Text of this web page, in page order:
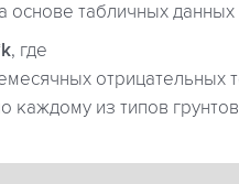
основе табличных данных
, где
отрицательных
каждому из типов грунтов